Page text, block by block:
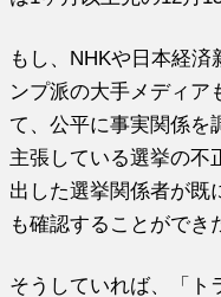
もし、NHKや日本経済
ンプ派の大手メディア
て、公平に事実関係を
主張している選挙の不
出した選挙関係者が既
も確認することができ
そうしていれば、「ト